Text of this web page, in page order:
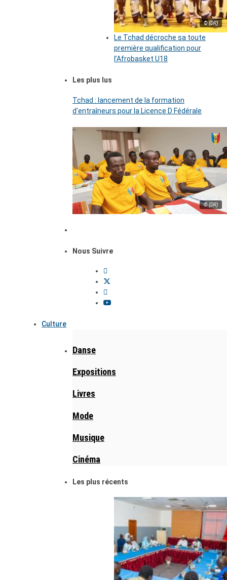
© (DR)
Le Tchad décroche sa toute
première qualification pour
l’Afrobasket U18
Les plus lus
Tchad : lancement de la formation
d’entraîneurs pour la Licence D Fédérale
© (DR)
Nous Suivre
Culture
Danse
Expositions
Livres
Mode
Musique
Cinéma
Les plus récents